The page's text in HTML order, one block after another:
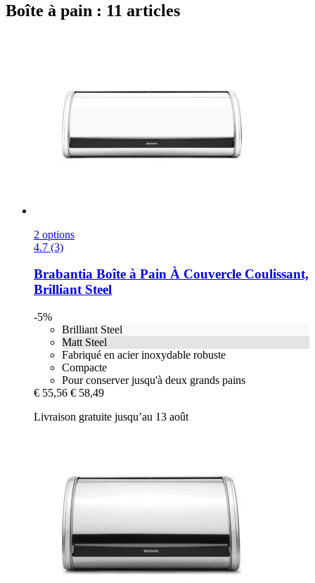
Boîte à pain : 11 articles
2 options
4.7 (3)
Brabantia Boîte à Pain À Couvercle Coulissant,
Brilliant Steel
-5%
Brilliant Steel
Matt Steel
Fabriqué en acier inoxydable robuste
Compacte
Pour conserver jusqu'à deux grands pains
€ 55,56 € 58,49
Livraison gratuite jusqu’au 13 août